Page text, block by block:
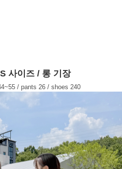
사이즈 / 롱 기장
/ pants 26 / shoes 240